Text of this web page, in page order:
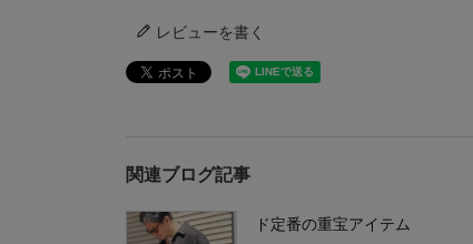
レビューを書く
関連ブログ記事
ド定番の重宝アイテム